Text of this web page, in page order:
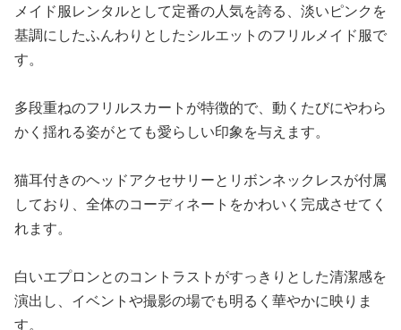
メイド服レンタルとして定番の人気を誇る、淡いピンクを
基調にしたふんわりとしたシルエットのフリルメイド服で
す。
多段重ねのフリルスカートが特徴的で、動くたびにやわら
かく揺れる姿がとても愛らしい印象を与えます。
猫耳付きのヘッドアクセサリーとリボンネックレスが付属
しており、全体のコーディネートをかわいく完成させてく
れます。
白いエプロンとのコントラストがすっきりとした清潔感を
演出し、イベントや撮影の場でも明るく華やかに映りま
す。